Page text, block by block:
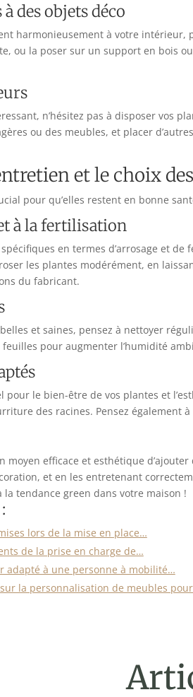
des objets déco
harmonieusement à votre
ou la poser sur un support en bois
n’hésitez pas à disposer vos
ou des meubles, et placer
et le choix
pour qu’elles restent en bonne
à la fertilisation
en termes d’arrosage et
les plantes modérément, en
du fabricant.
et saines, pensez à nettoyer
feuilles pour augmenter l’humidité
pour le bien-être de vos plantes et
des racines. Pensez
moyen efficace et esthétique
et en les entretenant
la tendance green dans votre maison !
lors de la mise en place…
de la prise en charge de…
adapté à une personne à mobilité…
la personnalisation de meubles